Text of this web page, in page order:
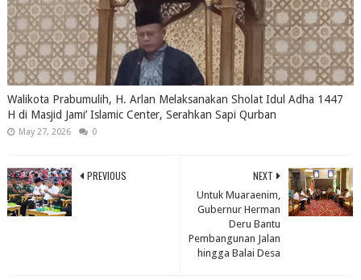
Walikota Prabumulih, H. Arlan Melaksanakan Sholat Idul Adha 1447
H di Masjid Jami’ Islamic Center, Serahkan Sapi Qurban
May 27, 2026 0
NEXT
Untuk Muaraenim,
Gubernur Herman
Deru Bantu
Pembangunan Jalan
hingga Balai Desa
PREVIOUS